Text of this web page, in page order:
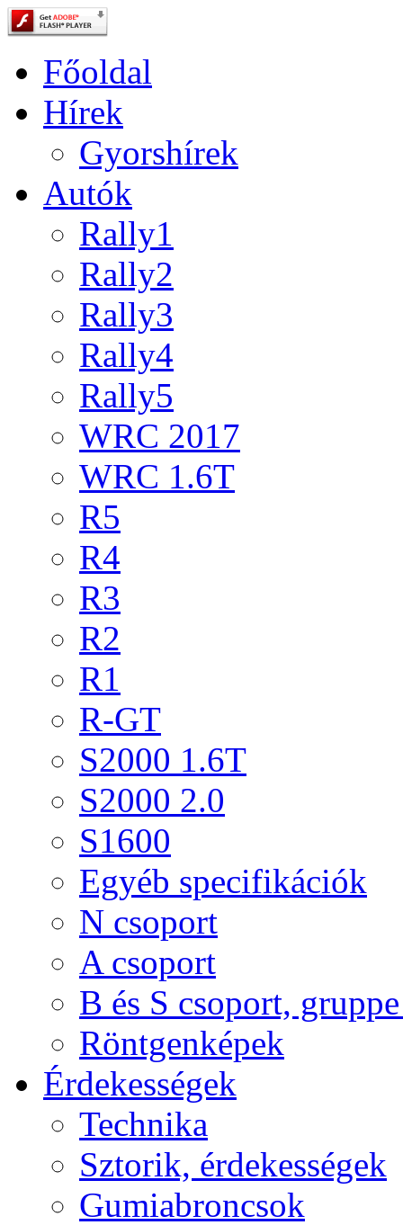
Főoldal
Hírek
Gyorshírek
Autók
Rally1
Rally2
Rally3
Rally4
Rally5
WRC 2017
WRC 1.6T
R5
R4
R3
R2
R1
R-GT
S2000 1.6T
S2000 2.0
S1600
Egyéb specifikációk
N csoport
A csoport
B és S csoport,
Röntgenképek
Érdekességek
Technika
Sztorik, érdekességek
Gumiabroncsok